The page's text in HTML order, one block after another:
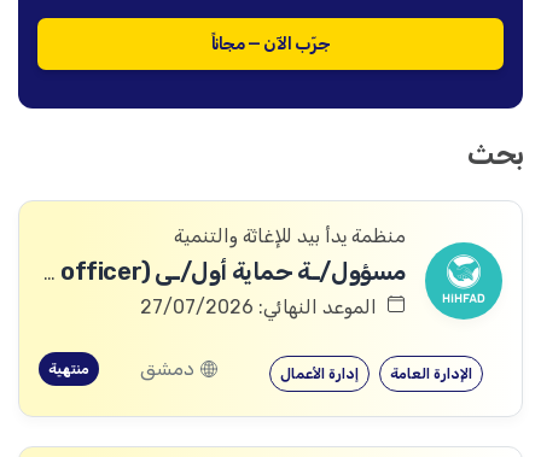
جرّب الآن — مجاناً
بحث
منظمة يدأ بيد للإغاثة والتنمية
مسؤول/ـة حماية أول/ـى (Protection Senior officer)
الموعد النهائي: 27/07/2026
إدارة الأعمال الإدارة العامة دمشق منتهية